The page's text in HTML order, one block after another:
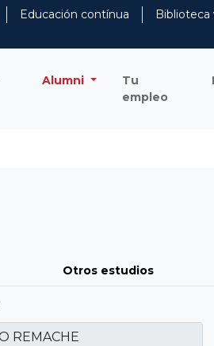
Educación contínua
Biblioteca
Alumni
Tu
empleo
Otros estudios